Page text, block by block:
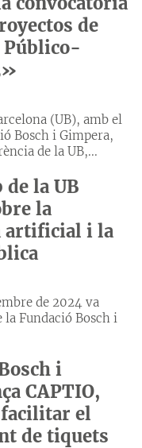
de
Público-
(UB), amb el
Bosch i Gimpera,
de la UB,...
la UB
la
artificial i la
de 2024 va
la Fundació Bosch i
i
CAPTIO,
el
de tiquets